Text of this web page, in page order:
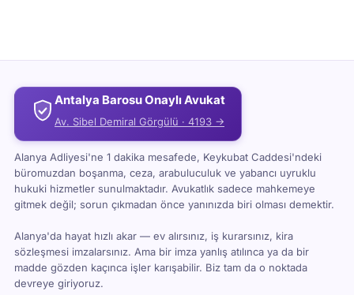
Antalya Barosu Onaylı Avukat
Av. Sibel Demiral Görgülü · 4193 →
Alanya Adliyesi'ne 1 dakika mesafede, Keykubat Caddesi'ndeki
büromuzdan boşanma, ceza, arabuluculuk ve yabancı uyruklu
hukuki hizmetler sunulmaktadır. Avukatlık sadece mahkemeye
gitmek değil; sorun çıkmadan önce yanınızda biri olması demektir.
Alanya'da hayat hızlı akar — ev alırsınız, iş kurarsınız, kira
sözleşmesi imzalarsınız. Ama bir imza yanlış atılınca ya da bir
madde gözden kaçınca işler karışabilir. Biz tam da o noktada
devreye giriyoruz.